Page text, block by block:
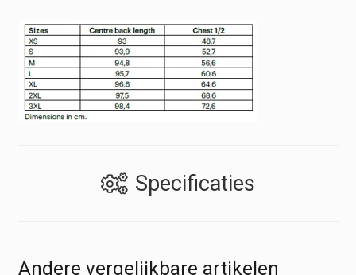
Specificaties
Andere vergelijkbare artikelen